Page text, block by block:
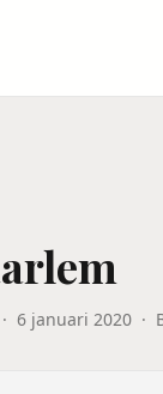
· 6 januari 2020 ·